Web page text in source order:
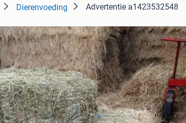
Dierenvoeding Advertentie a1423532548